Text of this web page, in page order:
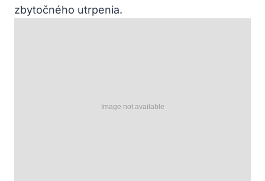
zbytočného utrpenia.